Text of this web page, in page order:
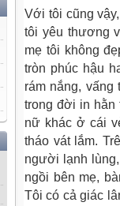
Với tôi cũng
tôi yêu thương
mẹ tôi không
tròn phúc hậu
rám nắng,
trong đời in hằn
nữ khác ở cái
tháo vát lắm.
người lạnh
ngồi bên mẹ,
Tôi có cả giác